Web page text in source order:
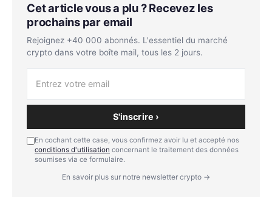
Cet article vous a plu ? Recevez les
prochains par email
Rejoignez +40 000 abonnés. L'essentiel du marché
crypto dans votre boîte mail, tous les 2 jours.
S'inscrire ›
En cochant cette case, vous confirmez avoir lu et accepté nos
conditions d'utilisation concernant le traitement des données
soumises via ce formulaire.
En savoir plus sur notre newsletter crypto →